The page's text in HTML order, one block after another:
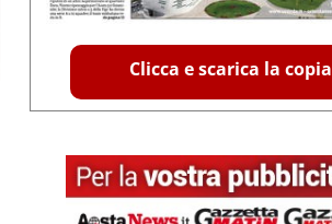
Clicca e scarica la copia